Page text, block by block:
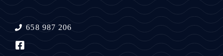
658 987 206